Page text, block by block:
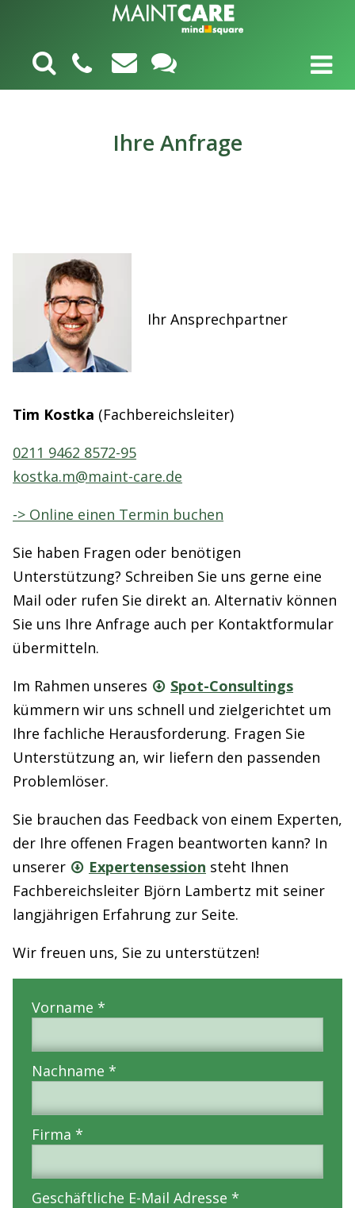
Ihre Anfrage
Ihr Ansprechpartner
Tim Kostka (Fachbereichsleiter)
0211 9462 8572-95
kostka.m@maint-care.de
-> Online einen Termin buchen
Sie haben Fragen oder benötigen
Unterstützung? Schreiben Sie uns gerne eine
Mail oder rufen Sie direkt an. Alternativ können
Sie uns Ihre Anfrage auch per Kontaktformular
übermitteln.
Im Rahmen unseres
Spot-Consultings
kümmern wir uns schnell und zielgerichtet um
Ihre fachliche Herausforderung. Fragen Sie
Unterstützung an, wir liefern den passenden
Problemlöser.
Sie brauchen das Feedback von einem Experten,
der Ihre offenen Fragen beantworten kann? In
unserer
Expertensession steht Ihnen
Fachbereichsleiter Björn Lambertz mit seiner
langjährigen Erfahrung zur Seite.
Wir freuen uns, Sie zu unterstützen!